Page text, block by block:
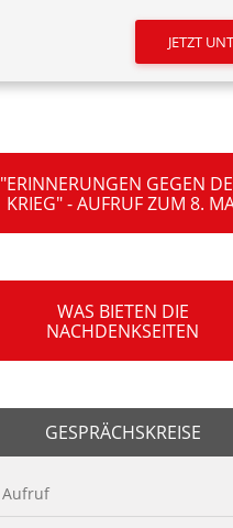
JETZT
"ERINNERUNGEN GEGEN
KRIEG" - AUFRUF ZUM 8.
WAS BIETEN DIE
NACHDENKSEITEN
GESPRÄCHSKREISE
Aufruf